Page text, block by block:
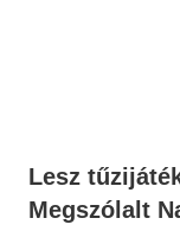
Lesz
Megszólalt